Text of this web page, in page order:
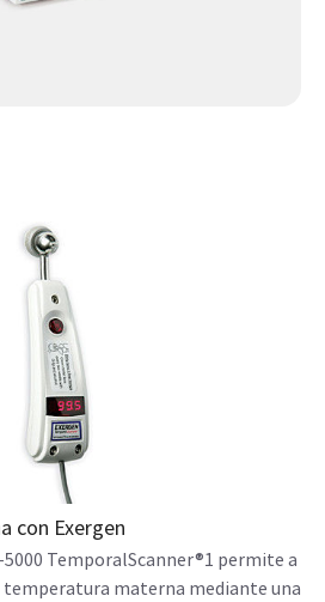
con Exergen
5000 TemporalScanner®1 permite a
materna mediante una